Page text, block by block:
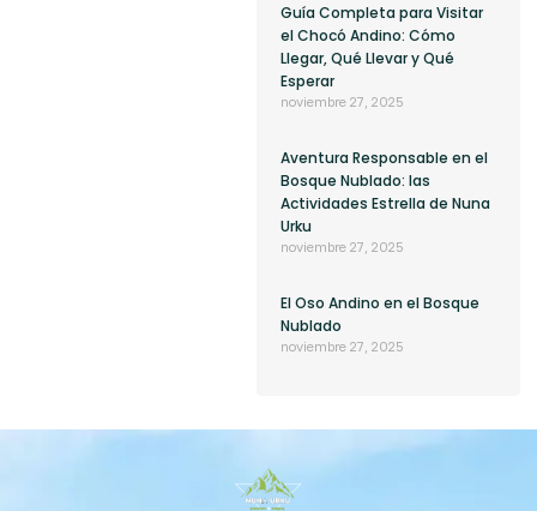
Guía Completa para Visitar
el Chocó Andino: Cómo
Llegar, Qué Llevar y Qué
Esperar
noviembre 27, 2025
Aventura Responsable en el
Bosque Nublado: las
Actividades Estrella de Nuna
Urku
noviembre 27, 2025
El Oso Andino en el Bosque
Nublado
noviembre 27, 2025